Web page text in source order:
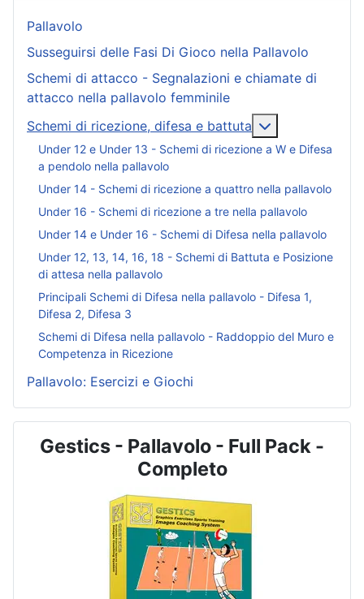
Pallavolo
Susseguirsi delle Fasi Di Gioco nella Pallavolo
Schemi di attacco - Segnalazioni e chiamate di
attacco nella pallavolo femminile
Schemi di ricezione, difesa e battuta
Under 12 e Under 13 - Schemi di ricezione a W e Difesa
a pendolo nella pallavolo
Under 14 - Schemi di ricezione a quattro nella pallavolo
Under 16 - Schemi di ricezione a tre nella pallavolo
Under 14 e Under 16 - Schemi di Difesa nella pallavolo
Under 12, 13, 14, 16, 18 - Schemi di Battuta e Posizione
di attesa nella pallavolo
Principali Schemi di Difesa nella pallavolo - Difesa 1,
Difesa 2, Difesa 3
Schemi di Difesa nella pallavolo - Raddoppio del Muro e
Competenza in Ricezione
Pallavolo: Esercizi e Giochi
Gestics - Pallavolo - Full Pack -
Completo